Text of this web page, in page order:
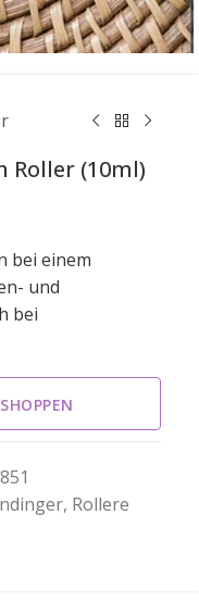
Roller (10ml)
bei einem
und
bei
, Rollere